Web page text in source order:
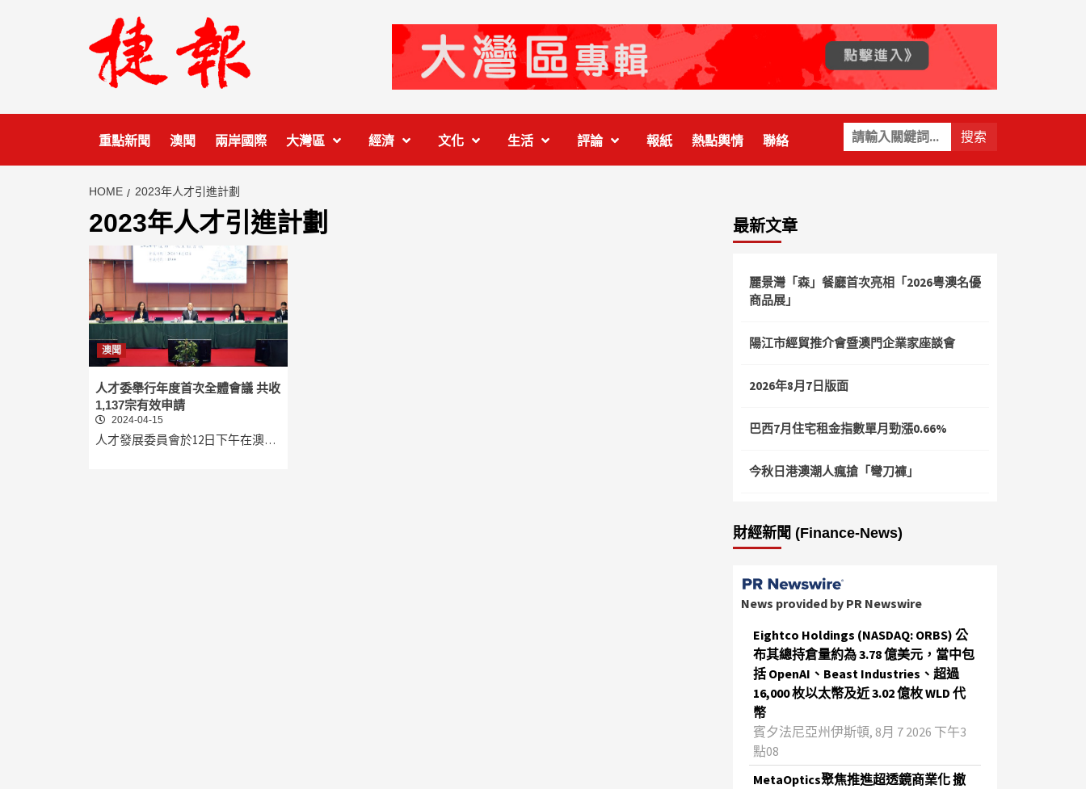
關
鍵
字:
重點新聞 澳聞 兩岸國際 大灣區 經濟 文化 生活 評論 報紙 熱點輿情 聯絡
HOME 2023年人才引進計劃
2023年人才引進計劃
澳聞
人才委舉行年度首次全體會議 共收
1,137宗有效申請
2024-04-15
人才發展委員會於12日下午在澳…
最新文章
麗景灣「森」餐廳首次亮相「2026粵澳名優
商品展」
陽江市經貿推介會暨澳門企業家座談會
2026年8月7日版面
巴西7月住宅租金指數單月勁漲0.66%
今秋日港澳潮人瘋搶「彎刀褲」
財經新聞 (Finance-News)
News provided by PR Newswire
Eightco Holdings (NASDAQ: ORBS) 公
布其總持倉量約為 3.78 億美元，當中包
括 OpenAI、Beast Industries、超過
16,000 枚以太幣及近 3.02 億枚 WLD 代
幣
賓夕法尼亞州伊斯頓, 8月 7 2026 下午3
點08
MetaOptics聚焦推進超透鏡商業化 撤